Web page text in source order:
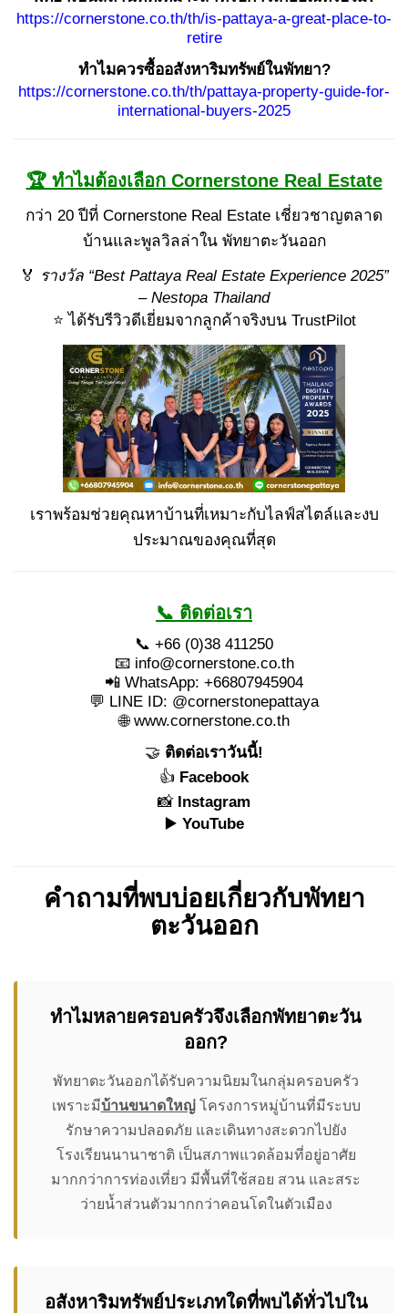
https://cornerstone.co.th/th/is-pattaya-a-great-place-to-
retire
ทำไมควรซื้ออสังหาริมทรัพย์ในพัทยา?
https://cornerstone.co.th/th/pattaya-property-guide-for-
international-buyers-2025
🏆 ทำไมต้องเลือก Cornerstone Real Estate
กว่า 20 ปีที่ Cornerstone Real Estate เชี่ยวชาญตลาด
บ้านและพูลวิลล่าใน พัทยาตะวันออก
🏅 รางวัล “Best Pattaya Real Estate Experience 2025”
– Nestopa Thailand
⭐ ได้รับรีวิวดีเยี่ยมจากลูกค้าจริงบน TrustPilot
เราพร้อมช่วยคุณหาบ้านที่เหมาะกับไลฟ์สไตล์และงบ
ประมาณของคุณที่สุด
📞 ติดต่อเรา
📞 +66 (0)38 411250
📧 info@cornerstone.co.th
📲 WhatsApp: +66807945904
💬 LINE ID: @cornerstonepattaya
🌐 www.cornerstone.co.th
🤝 ติดต่อเราวันนี้!
👍 Facebook
📸 Instagram
▶️ YouTube
คำถามที่พบบ่อยเกี่ยวกับพัทยา
ตะวันออก
ทำไมหลายครอบครัวจึงเลือกพัทยาตะวัน
ออก?
พัทยาตะวันออกได้รับความนิยมในกลุ่มครอบครัว
เพราะมีบ้านขนาดใหญ่โครงการหมู่บ้านที่มีระบบ
รักษาความปลอดภัย และเดินทางสะดวกไปยัง
โรงเรียนนานาชาติ เป็นสภาพแวดล้อมที่อยู่อาศัย
มากกว่าการท่องเที่ยว มีพื้นที่ใช้สอย สวน และสระ
ว่ายน้ำส่วนตัวมากกว่าคอนโดในตัวเมือง
อสังหาริมทรัพย์ประเภทใดที่พบได้ทั่วไปใน